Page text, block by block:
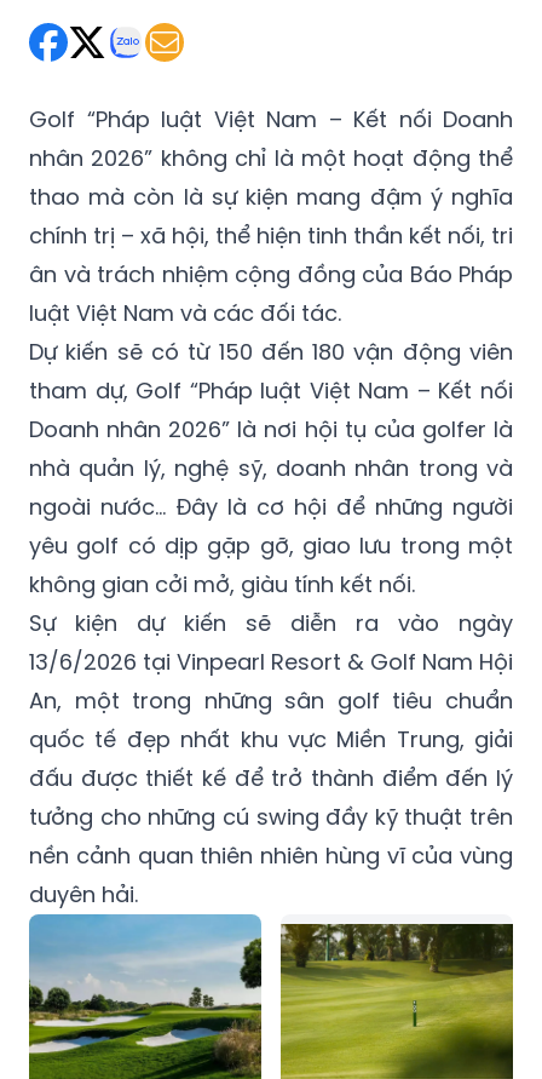
Golf “Pháp luật Việt Nam – Kết nối Doanh
nhân 2026” không chỉ là một hoạt động thể
thao mà còn là sự kiện mang đậm ý nghĩa
chính trị – xã hội, thể hiện tinh thần kết nối, tri
ân và trách nhiệm cộng đồng của Báo Pháp
luật Việt Nam và các đối tác.
Dự kiến sẽ có từ 150 đến 180 vận động viên
tham dự, Golf “Pháp luật Việt Nam – Kết nối
Doanh nhân 2026” là nơi hội tụ của golfer là
nhà quản lý, nghệ sỹ, doanh nhân trong và
ngoài nước... Đây là cơ hội để những người
yêu golf có dịp gặp gỡ, giao lưu trong một
không gian cởi mở, giàu tính kết nối.
Sự kiện dự kiến sẽ diễn ra vào ngày
13/6/2026 tại Vinpearl Resort & Golf Nam Hội
An, một trong những sân golf tiêu chuẩn
quốc tế đẹp nhất khu vực Miền Trung, giải
đấu được thiết kế để trở thành điểm đến lý
tưởng cho những cú swing đầy kỹ thuật trên
nền cảnh quan thiên nhiên hùng vĩ của vùng
duyên hải.